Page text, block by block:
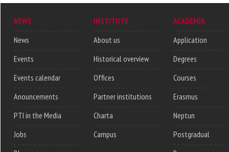
NEWS
News
Events
Events calendar
Anouncements
PTI in the Media
Jobs
INSTITUTE
About us
Historical overview
Offices
Partner institutions
Charta
Campus
ACADEMIA
Application
Degrees
Courses
Erasmus
Neptun
Postgradual